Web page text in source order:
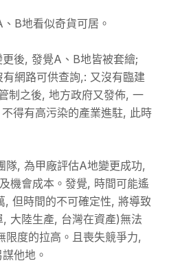
B地看似奇貨可居。
後, 發覺A、B地皆被套繪;
網路可供查詢,: 又沒有臨建
制之後, 地方政府又發佈, 一
得有高污染的產業進駐, 此時
隊, 為甲廠評估A地變更成功,
機會成本。發覺, 時間可能遙
但時間的不可確定性, 將導致
大陸生產, 台灣在資產)無法
限度的拉高。且喪失競爭力,
他地。